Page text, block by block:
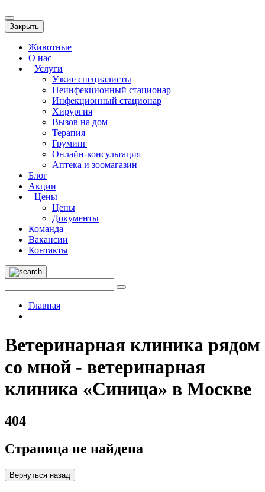
Закрыть
Животные
О нас
Услуги
Узкие специалисты
Неинфекционный стационар
Инфекционный стационар
Хирургия
Вызов на дом
Терапия
Груминг
Онлайн-консультация
Аптека и зоомагазин
Блог
Акции
Цены
Цены
Документы
Команда
Вакансии
Контакты
Главная
Ветеринарная клиника рядом
со мной - ветеринарная
клиника «Синица» в Москве
404
Страница не найдена
Вернуться назад